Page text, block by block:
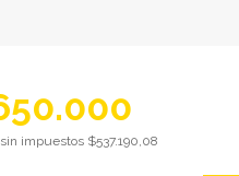
sin impuestos $537.190,08